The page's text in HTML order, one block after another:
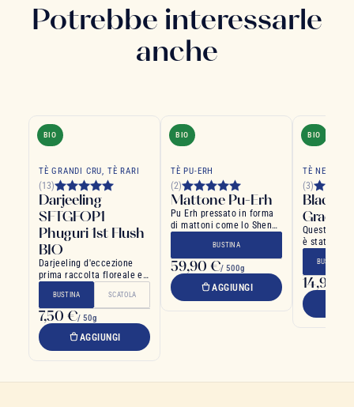
Potrebbe interessarle
anche
BIO
TÈ GRANDI CRU, TÈ RARI
(13)
Darjeeling
SFTGFOP1
Phuguri 1st Flush
BIO
Darjeeling d'eccezione
prima raccolta floreale e
BUSTINA SCATOLA
7,50 €/ 50g
AGGIUNGI
BIO
TÈ PU-ERH
(2)
Mattone Pu-Erh
Pu Erh pressato in forma
di mattoni come lo Sheng
BUSTINA
59,90 €/ 500g
AGGIUNGI
BIO
TÈ NERO
(3)
Black
Grade
Questo
è stato
BUSTINA
14,90 €